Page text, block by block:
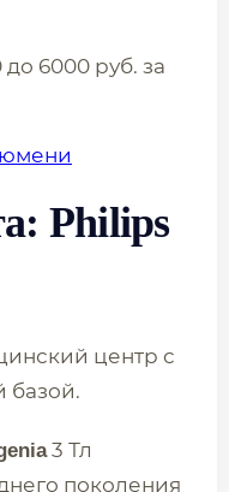
до 6000 руб. за
Philips
центр с
базой.
3 Тл
поколения